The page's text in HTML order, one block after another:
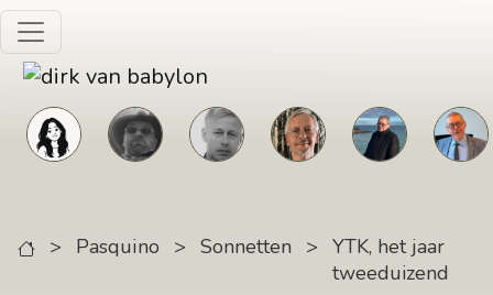
Skip to main content
> Pasquino > Sonnetten > YTK, het jaar
tweeduizend